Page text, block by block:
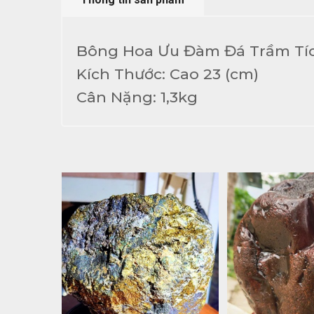
Bông Hoa Ưu Đàm Đá Trầm
Kích Thước: Cao 23 (cm)
Cân Nặng: 1,3kg